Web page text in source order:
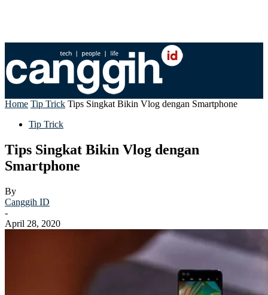
Home Tip Trick Tips Singkat Bikin Vlog dengan Smartphone
Tip Trick
Tips Singkat Bikin Vlog dengan
Smartphone
By
Canggih ID
-
April 28, 2020